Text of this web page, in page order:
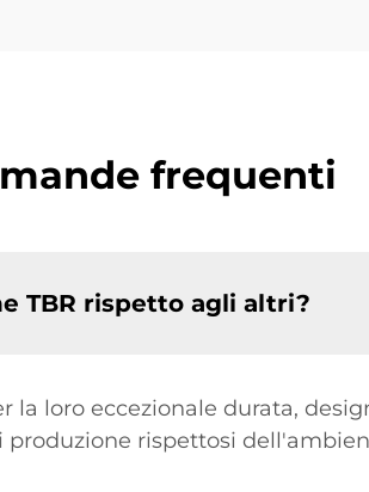
frequenti
TBR rispetto agli altri?
la loro eccezionale durata,
rispettosi